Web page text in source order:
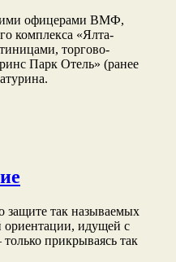
офицерами ВМФ,
комплекса «Ялта-
торгово-
Парк Отель» (ранее
защите так называемых
ориентации, идущей с
прикрываясь так